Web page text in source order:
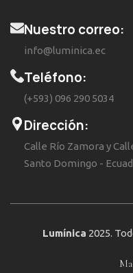
Nuestro correo:
info@luminica.ec
Teléfono:
(+593) 096 290 5034
Dirección:
Calle Río Zamora y
Santo Domingo -
Lumínica 2025.